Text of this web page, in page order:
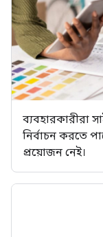
ব্যবহারকারীরা
নির্বাচন করতে
প্রয়োজন নেই।